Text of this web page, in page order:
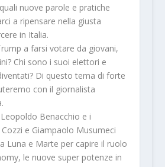
nuove parole e pratiche
a ripensare nella giusta
in Italia.
a farsi votare da giovani,
Chi sono i suoi elettori e
Di questo tema di forte
con il giornalista
.
Leopoldo Benacchio e i
e Giampaolo Musumeci
Luna e Marte per capire il ruolo
le nuove super potenze in